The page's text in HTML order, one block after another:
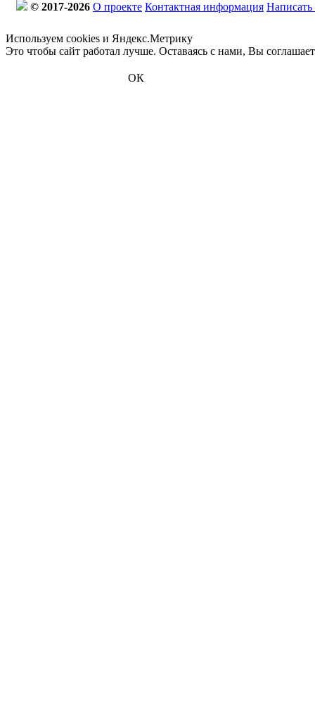
© 2017-2026 О проекте Контактная информация
Используем cookies и Яндекс.Метрику
Это чтобы сайт работал лучше. Оставаясь с нами, Вы
ОК